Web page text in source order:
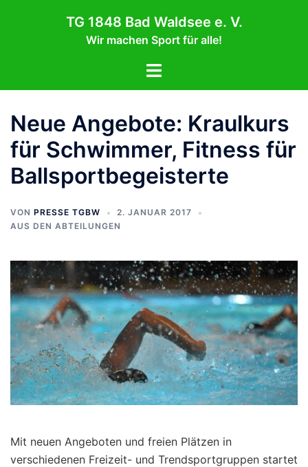
TG 1848 Bad Waldsee e. V.
Wir machen Sport für alle!
Menü
Neue Angebote: Kraulkurs
für Schwimmer, Fitness für
Ballsportbegeisterte
VON PRESSE TGBW
2. JANUAR 2017
AUS DEN ABTEILUNGEN
Mit neuen Angeboten und freien Plätzen in
verschiedenen Freizeit- und Trendsportgruppen startet